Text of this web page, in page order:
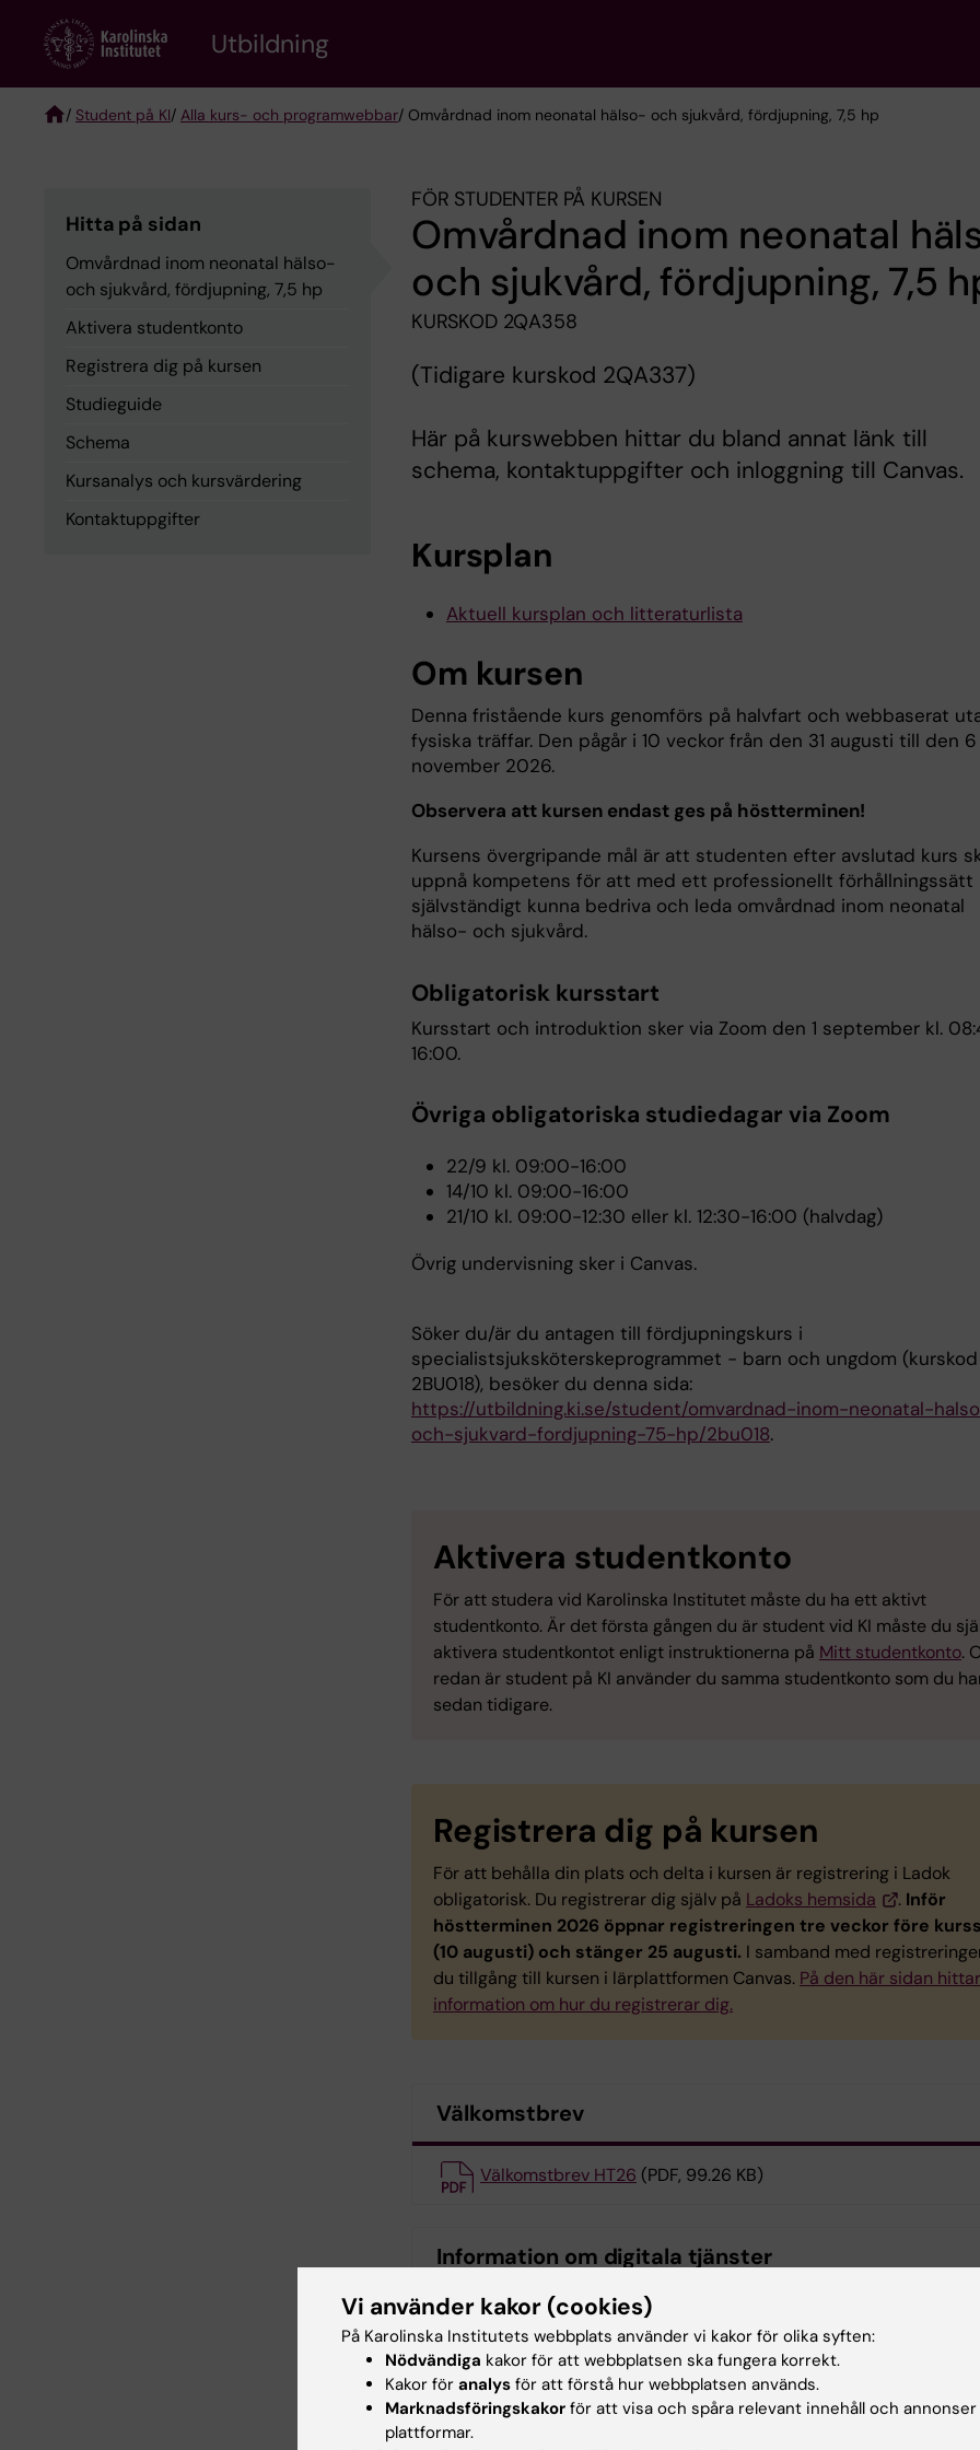
content
Utbildning
/ Student på KI/ Alla kurs- och programwebbar/ Omvårdnad inom neonatal hälso- och sjukvård, fördjupning, 7,5 hp
Hitta på sidan
Omvårdnad inom neonatal hälso-
och sjukvård, fördjupning, 7,5 hp
Aktivera studentkonto
Registrera dig på kursen
Studieguide
Schema
Kursanalys och kursvärdering
Kontaktuppgifter
FÖR STUDENTER PÅ KURSEN
Omvårdnad inom neonatal
och sjukvård, fördjupning, 7,5
KURSKOD 2QA358
(Tidigare kurskod 2QA337)
Här på kurswebben hittar du bland annat länk till
schema, kontaktuppgifter och inloggning till Canvas.
Kursplan
Aktuell kursplan och litteraturlista
Om kursen
Denna fristående kurs genomförs på halvfart och webbaserat
fysiska träffar. Den pågår i 10 veckor från den 31 augusti till den 6
november 2026.
Observera att kursen endast ges på höstterminen!
Kursens övergripande mål är att studenten efter avslutad kurs
uppnå kompetens för att med ett professionellt förhållningssätt
självständigt kunna bedriva och leda omvårdnad inom neonatal
hälso- och sjukvård.
Obligatorisk kursstart
Kursstart och introduktion sker via Zoom den 1 september kl.
16:00.
Övriga obligatoriska studiedagar via Zoom
22/9 kl. 09:00-16:00
14/10 kl. 09:00-16:00
21/10 kl. 09:00-12:30 eller kl. 12:30-16:00 (halvdag)
Övrig undervisning sker i Canvas.
Söker du/är du antagen till fördjupningskurs i
specialistsjuksköterskeprogrammet - barn och ungdom (kurskod
2BU018), besöker du denna sida:
https://utbildning.ki.se/student/omvardnad-inom-neonatal-
och-sjukvard-fordjupning-75-hp/2bu018.
Aktivera studentkonto
För att studera vid Karolinska Institutet måste du ha ett aktivt
studentkonto. Är det första gången du är student vid KI måste du
aktivera studentkontot enligt instruktionerna på Mitt studentkonto.
redan är student på KI använder du samma studentkonto som du
sedan tidigare.
Registrera dig på kursen
För att behålla din plats och delta i kursen är registrering i Ladok
obligatorisk. Du registrerar dig själv på Ladoks hemsida . Inför
höstterminen 2026 öppnar registreringen tre veckor före
(10 augusti) och stänger 25 augusti. I samband med
du tillgång till kursen i lärplattformen Canvas. På den här sidan
information om hur du registrerar dig.
Välkomstbrev
Välkomstbrev HT26 (PDF, 99.26 KB)
Information om digitala tjänster
E-tjänster
Studieguide
Vi använder kakor (cookies)
På Karolinska Institutets webbplats använder vi kakor för olika syften:
Nödvändiga kakor för att webbplatsen ska fungera korrekt.
Kakor för analys för att förstå hur webbplatsen används.
Marknadsföringskakor för att visa och spåra relevant innehåll och
plattformar.